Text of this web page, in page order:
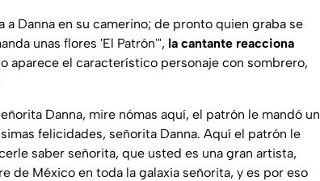
Danna en su camerino; de pronto quien graba se
unas flores 'El Patrón'", la cantante reacciona
aparece el característico personaje con sombrero,
Danna, mire nómas aquí, el patrón le mandó un
felicidades, señorita Danna. Aquí el patrón le
saber señorita, que usted es una gran artista,
de México en toda la galaxia señorita, y es por eso